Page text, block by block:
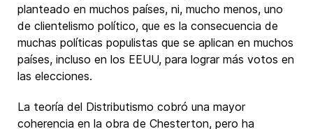
planteado en muchos países, ni, mucho menos, uno
de clientelismo político, que es la consecuencia de
muchas políticas populistas que se aplican en muchos
países, incluso en los EEUU, para lograr más votos en
las elecciones.
La teoría del Distributismo cobró una mayor
coherencia en la obra de Chesterton, pero ha